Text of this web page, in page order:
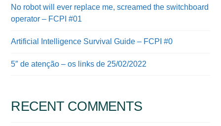
No robot will ever replace me, screamed the switchboard
operator – FCPI #01
Artificial Intelligence Survival Guide – FCPI #0
5″ de atenção – os links de 25/02/2022
RECENT COMMENTS